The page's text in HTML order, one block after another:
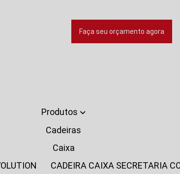
Faça seu orçamento agora
Produtos
Cadeiras
Caixa
CADEIRA CAIXA SECRETARIA